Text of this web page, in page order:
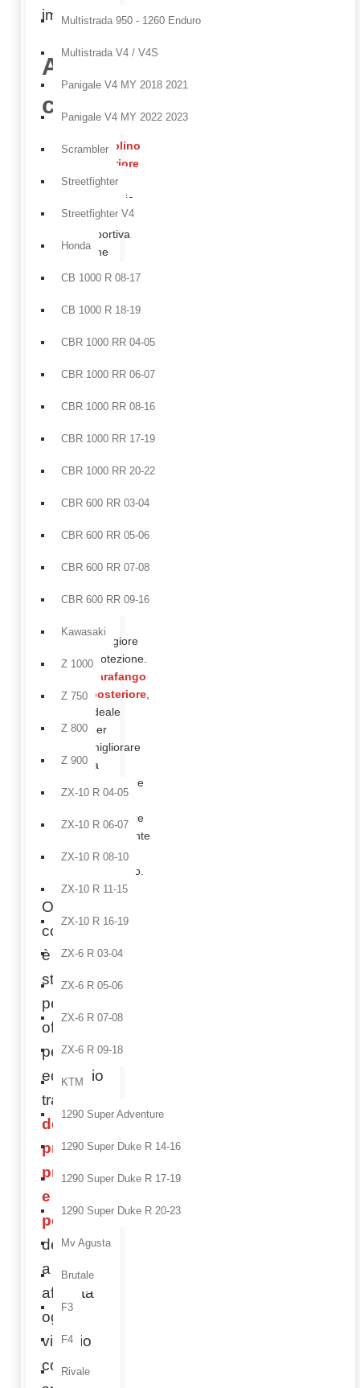
Multistrada 950 - 1260 Enduro
Multistrada V4 / V4S
Panigale V4 MY 2018 2021
Panigale V4 MY 2022 2023
Scrambler
Streetfighter
Streetfighter V4
Honda
CB 1000 R 08-17
CB 1000 R 18-19
CBR 1000 RR 04-05
CBR 1000 RR 06-07
CBR 1000 RR 08-16
CBR 1000 RR 17-19
CBR 1000 RR 20-22
CBR 600 RR 03-04
CBR 600 RR 05-06
CBR 600 RR 07-08
CBR 600 RR 09-16
Kawasaki
Z 1000
Z 750
Z 800
Z 900
ZX-10 R 04-05
ZX-10 R 06-07
ZX-10 R 08-10
ZX-10 R 11-15
ZX-10 R 16-19
ZX-6 R 03-04
ZX-6 R 05-06
ZX-6 R 07-08
ZX-6 R 09-18
KTM
1290 Super Adventure
1290 Super Duke R 14-16
1290 Super Duke R 17-19
1290 Super Duke R 20-23
Mv Agusta
Brutale
F3
F4
Rivale
impeccabile.
Accessori
consigliati:
Cupolino
anteriore
in
carbonio,
soluzione
sportiva
che
frontale
migliora
protezione
Puntale,
distintivo
che
la
inferiore
uno
deciso
maggiore
protezione.
Parafango
posteriore
ideale
per
migliorare
la
protezione
e
alleggerire
visivamente
il
retrotreno.
Ogni
componente
è
studiato
per
offrire il
perfetto
equilibrio
tra
design
premium,
protezione
e
performance,
dedicato
a chi
affronta
ogni
viaggio
con